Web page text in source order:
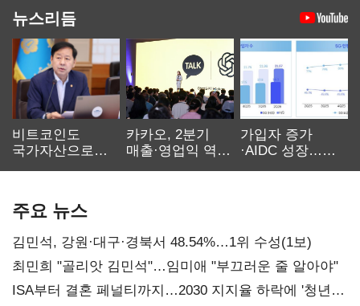
뉴스리듬
비트코인도
국가자산으로…'
카카오, 2분기
매출·영업익 역대
가입자 증가
·AIDC 성장…
주요 뉴스
김민석, 강원·대구·경북서 48.54%…1위 수성(1보)
최민희 "골리앗 김민석"…임미애 "부끄러운 줄 알아야"
ISA부터 결혼 페널티까지…2030 지지율 하락에 '청년